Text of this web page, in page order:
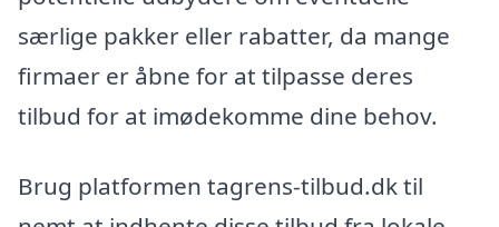
særlige pakker eller rabatter, da mange
firmaer er åbne for at tilpasse deres
tilbud for at imødekomme dine behov.
Brug platformen tagrens-tilbud.dk til